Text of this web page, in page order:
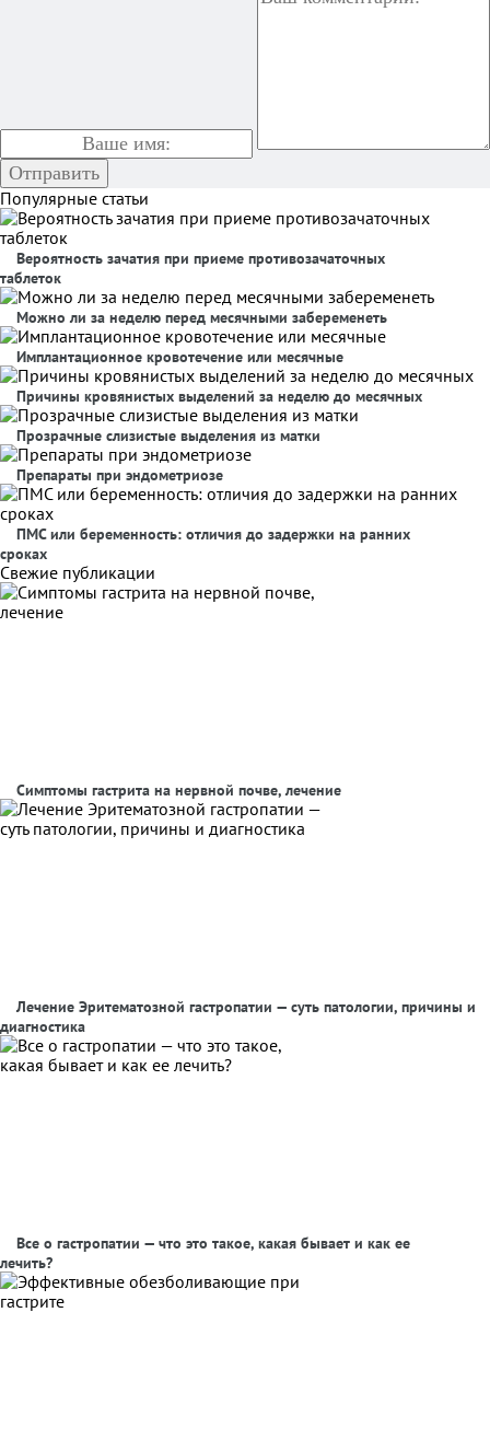
Популярные статьи
Вероятность зачатия при приеме противозачаточных
таблеток
Можно ли за неделю перед месячными забеременеть
Имплантационное кровотечение или месячные
Причины кровянистых выделений за неделю до месячных
Прозрачные слизистые выделения из матки
Препараты при эндометриозе
ПМС или беременность: отличия до задержки на ранних
сроках
Свежие публикации
Симптомы гастрита на нервной почве, лечение
Лечение Эритематозной гастропатии — суть патологии, причины и
диагностика
Все о гастропатии — что это такое, какая бывает и как ее
лечить?